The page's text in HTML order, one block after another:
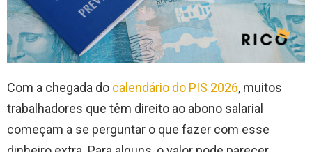
Com a chegada do calendário do PIS 2026, muitos
trabalhadores que têm direito ao abono salarial
começam a se perguntar o que fazer com esse